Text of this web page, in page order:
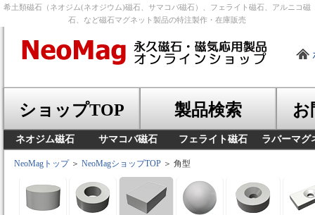
希土類磁石（ネオジム(ネオジウム)磁石、サマコバ磁石）、フェライト磁石、アルニコ磁
石、など磁石マグネット製品の特注製作・在庫販売
ショップTOP 製品検索 お
ネオジム磁石 サマコバ磁石 フェライト磁石 ラバーマグ
NeoMagトップ＞ NeoMagショップTOP ＞ 角型